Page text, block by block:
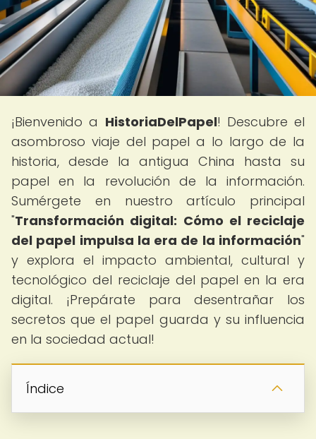
¡Bienvenido a HistoriaDelPapel! Descubre el
asombroso viaje del papel a lo largo de la
historia, desde la antigua China hasta su
papel en la revolución de la información.
Sumérgete en nuestro artículo principal
"Transformación digital: Cómo el reciclaje
del papel impulsa la era de la información"
y explora el impacto ambiental, cultural y
tecnológico del reciclaje del papel en la era
digital. ¡Prepárate para desentrañar los
secretos que el papel guarda y su influencia
en la sociedad actual!
Índice